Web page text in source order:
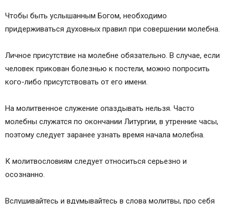
Чтобы быть услышанным Богом, необходимо
придерживаться духовных правил при совершении молебна.
Личное присутствие на молебне обязательно. В случае, если
человек прикован болезнью к постели, можно попросить
кого-либо присутствовать от его имени.
На молитвенное служение опаздывать нельзя. Часто
молебны служатся по окончании Литургии, в утренние часы,
поэтому следует заранее узнать время начала молебна.
К молитвословиям следует относиться серьезно и
осознанно.
Вслушивайтесь и вдумывайтесь в слова молитвы, про себя